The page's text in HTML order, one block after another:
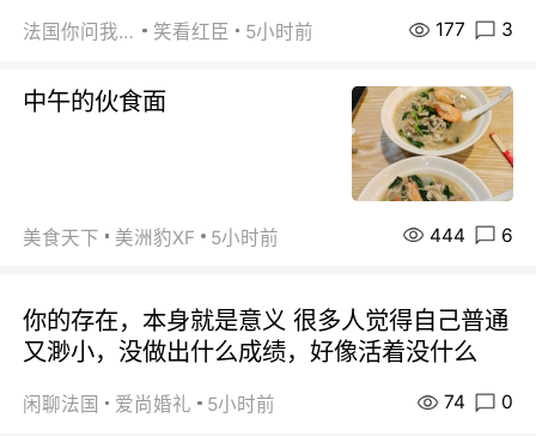
法国你问我答 笑看红臣 5小时前 177 3
中午的伙食面
美食天下 美洲豹XF 5小时前 444 6
你的存在，本身就是意义 很多人觉得自己普通
又渺小，没做出什么成绩，好像活着没什么
闲聊法国 爱尚婚礼 5小时前 74 0